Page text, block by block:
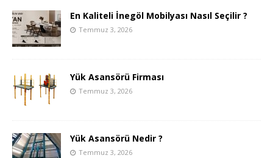
En Kaliteli İnegöl Mobilyası Nasıl Seçilir ?
Temmuz 3, 2026
Yük Asansörü Firması
Temmuz 3, 2026
Yük Asansörü Nedir ?
Temmuz 3, 2026